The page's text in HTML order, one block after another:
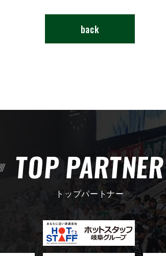
back
TOP PARTNER
トップパートナー